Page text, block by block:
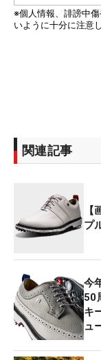
関連記事
プ
今
50
キ
ュ